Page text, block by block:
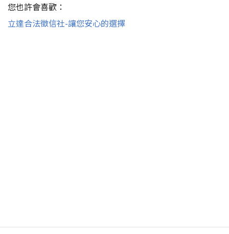
您也許會喜歡：
立達合法徵信社-讓您安心的選擇